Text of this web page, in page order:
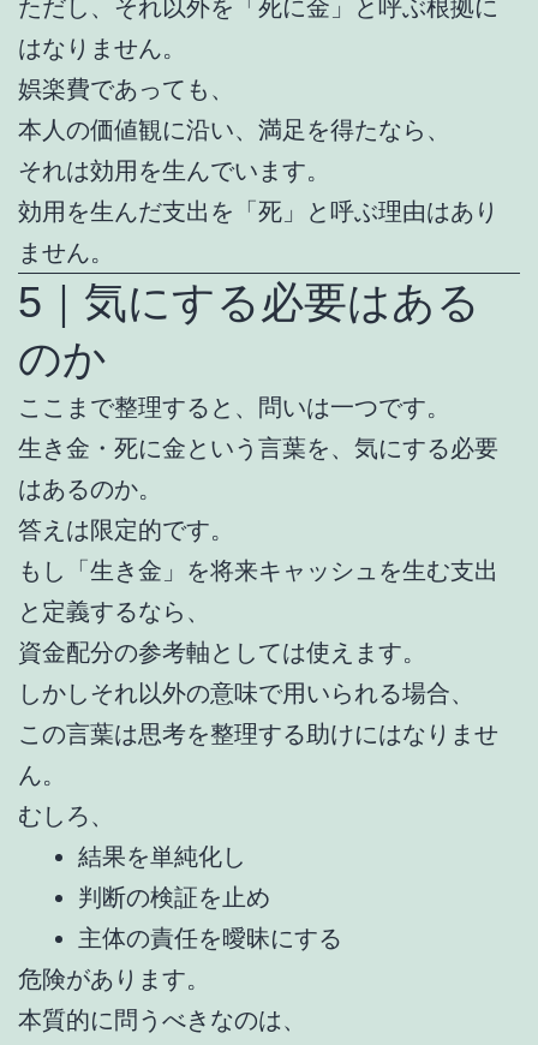
ただし、それ以外を「死に金」と呼ぶ根拠に
はなりません。
娯楽費であっても、
本人の価値観に沿い、満足を得たなら、
それは効用を生んでいます。
効用を生んだ支出を「死」と呼ぶ理由はあり
ません。
5｜気にする必要はある
のか
ここまで整理すると、問いは一つです。
生き金・死に金という言葉を、気にする必要
はあるのか。
答えは限定的です。
もし「生き金」を将来キャッシュを生む支出
と定義するなら、
資金配分の参考軸としては使えます。
しかしそれ以外の意味で用いられる場合、
この言葉は思考を整理する助けにはなりませ
ん。
むしろ、
結果を単純化し
判断の検証を止め
主体の責任を曖昧にする
危険があります。
本質的に問うべきなのは、